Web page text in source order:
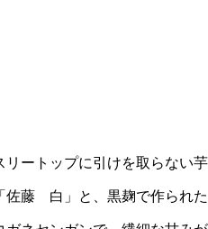
リートップに引けを取らない
佐藤 白」と、黒麹で作られ